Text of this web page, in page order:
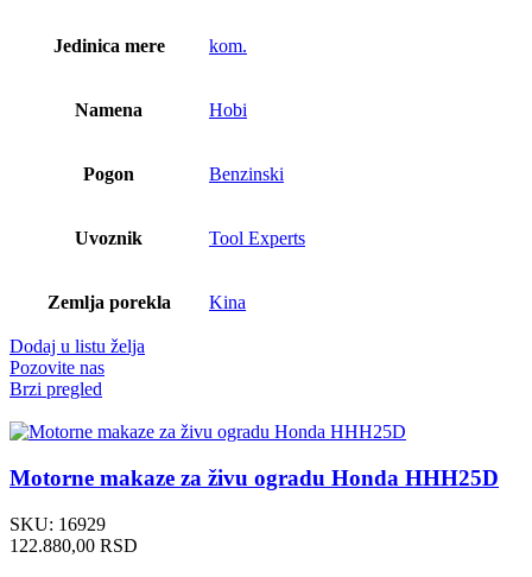
Jedinica mere kom.
Namena Hobi
Pogon Benzinski
Uvoznik Tool Experts
Zemlja porekla Kina
Dodaj u listu želja
Pozovite nas
Brzi pregled
Motorne makaze za živu ogradu Honda HHH25D
SKU: 16929
122.880,00 RSD